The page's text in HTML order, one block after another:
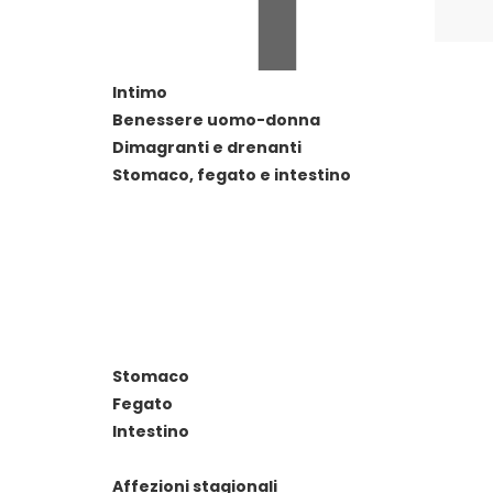
Intimo
Benessere uomo-donna
Dimagranti e drenanti
Stomaco, fegato e intestino
Stomaco
Fegato
Intestino
Affezioni stagionali